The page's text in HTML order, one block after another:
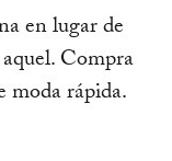
en lugar de
Compra
moda rápida.